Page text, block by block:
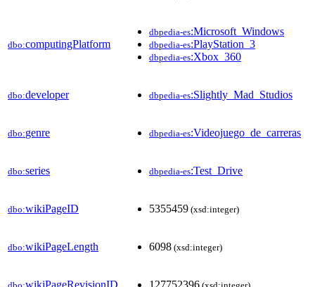
dbo:computingPlatform
dbpedia-es:Microsoft_Windows
dbpedia-es:PlayStation_3
dbpedia-es:Xbox_360
dbo:developer dbpedia-es:Slightly_Mad_Studios
dbo:genre dbpedia-es:Videojuego_de_carreras
dbo:series dbpedia-es:Test_Drive
dbo:wikiPageID 5355459 (xsd:integer)
dbo:wikiPageLength 6098 (xsd:integer)
wikiPageRevisionID 127752396